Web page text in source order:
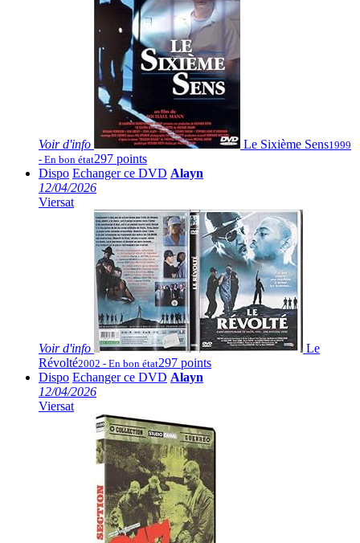
Voir d'info Le Sixième Sens1999
- En bon état297 points
Dispo Echanger ce DVD Alayn
12/04/2026
Viersat
Voir d'info
Le
Révolté2002 - En bon état297 points
Dispo Echanger ce DVD Alayn
12/04/2026
Viersat